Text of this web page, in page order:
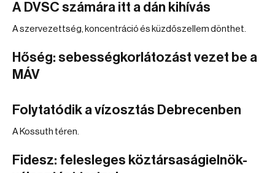
A DVSC számára itt a dán kihívás
A szervezettség, koncentráció és küzdőszellem dönthet.
Hőség: sebességkorlátozást vezet be a
MÁV
Folytatódik a vízosztás Debrecenben
A Kossuth téren.
Fidesz: felesleges köztársaságielnök-